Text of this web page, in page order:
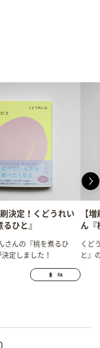
刷決定！くどうれい
るひと』
さんの『桃を煮るひ
決定しました！
【
ん『
くど
と』